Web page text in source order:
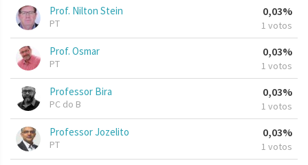
Prof. Nilton Stein
PT
0,03%
1 votos
Prof. Osmar
PT
0,03%
1 votos
Professor Bira
PC do B
0,03%
1 votos
Professor Jozelito
PT
0,03%
1 votos